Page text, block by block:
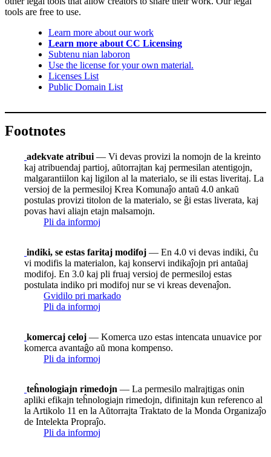
tools are free to use.
Learn more about our work
Learn more about CC Licensing
Subtenu nian laboron
Use the license for your own material.
Licenses List
Public Domain List
Footnotes
adekvate atribui — Vi devas provizi la nomojn de la kreinto
kaj atribuendaj partioj, aŭtorrajtan kaj permesilan atentigojn,
malgarantiilon kaj ligilon al la materialo, se ili estas liveritaj. La
versioj de la permesiloj Krea Komunaĵo antaŭ 4.0 ankaŭ
postulas provizi titolon de la materialo, se ĝi estas liverata, kaj
povas havi aliajn etajn malsamojn.
Pli da informoj
indiki, se estas faritaj modifoj — En 4.0 vi devas indiki, ĉu
vi modifis la materialon, kaj konservi indikaĵojn pri antaŭaj
modifoj. En 3.0 kaj pli fruaj versioj de permesiloj estas
postulata indiko pri modifoj nur se vi kreas devenaĵon.
Gvidilo pri markado
Pli da informoj
komercaj celoj — Komerca uzo estas intencata unuavice por
komerca avantaĝo aŭ mona kompenso.
Pli da informoj
teĥnologiajn rimedojn — La permesilo malrajtigas onin
apliki efikajn teĥnologiajn rimedojn, difinitajn kun referenco al
la Artikolo 11 en la Aŭtorrajta Traktato de la Monda Organizaĵo
de Intelekta Propraĵo.
Pli da informoj